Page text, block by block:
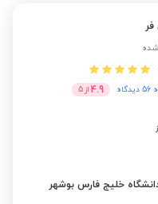
شده
4.9 از 5
خلیج فارس بوشهر